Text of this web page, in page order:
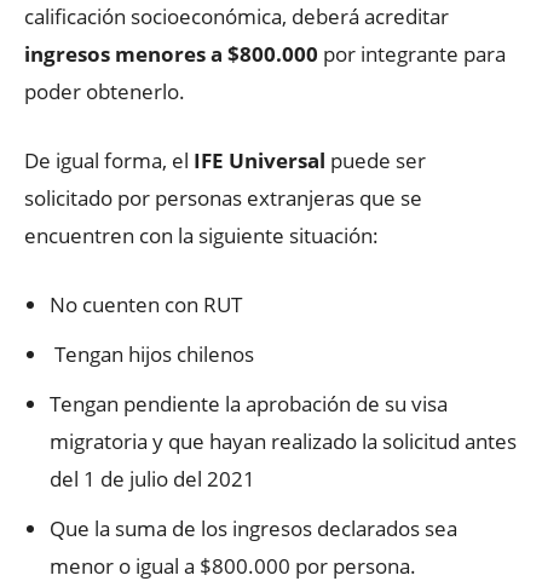
calificación socioeconómica, deberá acreditar
ingresos menores a $800.000 por integrante para
poder obtenerlo.
De igual forma, el IFE Universal puede ser
solicitado por personas extranjeras que se
encuentren con la siguiente situación:
No cuenten con RUT
Tengan hijos chilenos
Tengan pendiente la aprobación de su visa
migratoria y que hayan realizado la solicitud antes
del 1 de julio del 2021
Que la suma de los ingresos declarados sea
menor o igual a $800.000 por persona.